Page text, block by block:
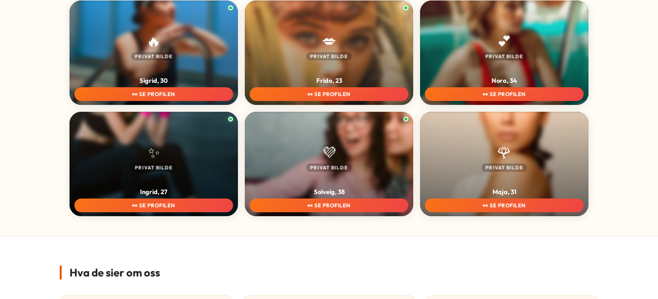
🔥
PRIVAT BILDE
Sigrid, 30
👀 SE PROFILEN
💋
PRIVAT BILDE
Frida, 23
👀 SE PROFILEN
💕
PRIVAT BILDE
Nora, 34
👀 SE PROFILEN
✨
PRIVAT BILDE
Ingrid, 27
👀 SE PROFILEN
💜
PRIVAT BILDE
Solveig, 38
👀 SE PROFILEN
🌹
PRIVAT BILDE
Maja, 31
👀 SE PROFILEN
Hva de sier om oss